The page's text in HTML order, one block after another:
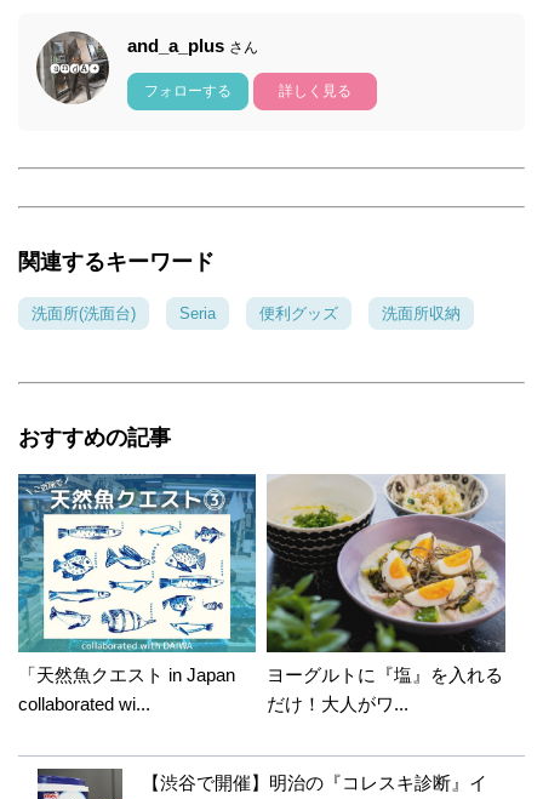
and_a_plus さん
フォローする 詳しく見る
関連するキーワード
洗面所(洗面台) Seria 便利グッズ 洗面所収納
おすすめの記事
「天然魚クエスト in Japan
collaborated wi...
ヨーグルトに『塩』を入れる
だけ！大人がワ...
【渋谷で開催】明治の『コレスキ診断』イ